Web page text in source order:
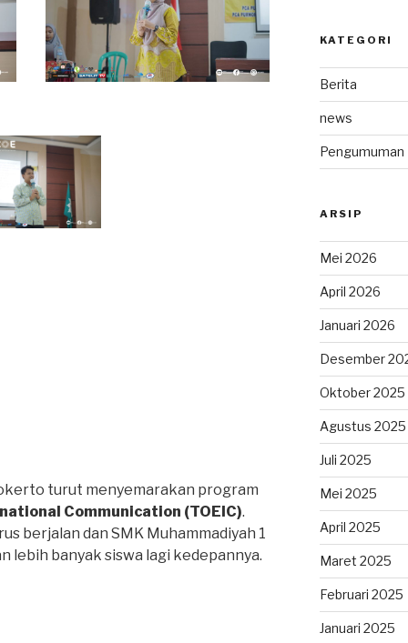
turut menyemarakan program
Communication (TOEIC).
berjalan dan SMK Muhammadiyah 1
banyak siswa lagi kedepannya.
KATEGORI
Berita
news
Pengumuman
ARSIP
Mei 2026
April 2026
Januari 2026
Desember
Oktober 2025
Agustus 2025
Juli 2025
Mei 2025
April 2025
Maret 2025
Februari 2025
Januari 2025